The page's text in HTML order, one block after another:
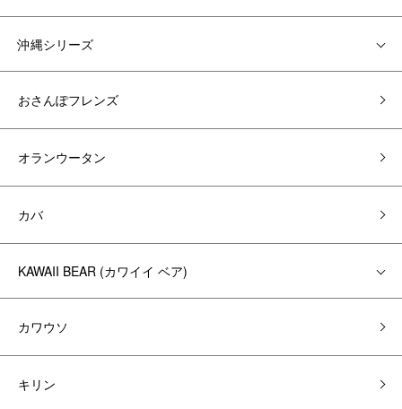
沖縄シリーズ
おさんぽフレンズ
オランウータン
カバ
KAWAII BEAR (カワイイ ベア)
カワウソ
キリン